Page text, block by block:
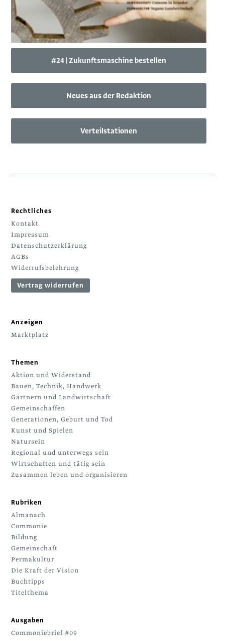
#24 | Zukunftsmaschine bestellen
Neues aus der Redaktion
Verteilstationen
Rechtliches
Kontakt
Impressum
Datenschutzerklärung
AGBs
Widerrufsbelehrung
Vertrag widerrufen
Anzeigen
Marktplatz
Themen
Aktion und Widerstand
Bauen, Technik, Handwerk
Gärtnern und Landwirtschaft
Gemeinschaffen
Generationen, Geburt und Tod
Kunst und Spielen
Natursein
Regional und unterwegs sein
Wirtschaften und tätig sein
Zusammen leben und organisieren
Rubriken
Almanach
Commonie
Bildung
Gemeinschaft
Permakultur
Die Kraft der Vision
Buchtipps
Titelthema
Ausgaben
Commoniebrief #09